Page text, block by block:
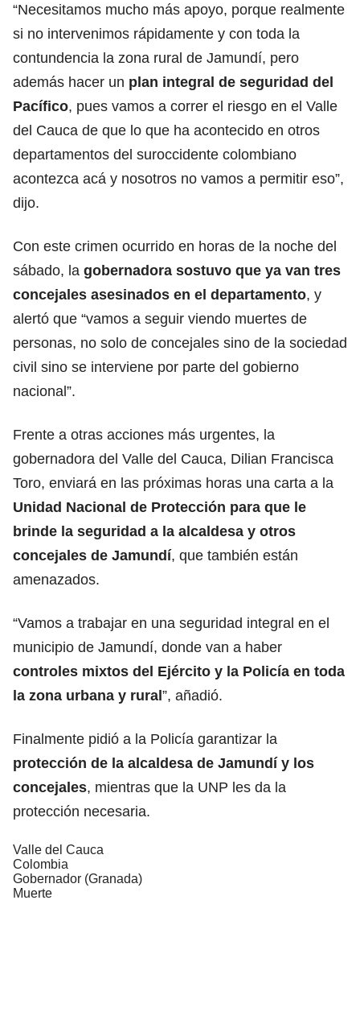
“Necesitamos mucho más apoyo, porque realmente
si no intervenimos rápidamente y con toda la
contundencia la zona rural de Jamundí, pero
además hacer un plan integral de seguridad del
Pacífico, pues vamos a correr el riesgo en el Valle
del Cauca de que lo que ha acontecido en otros
departamentos del suroccidente colombiano
acontezca acá y nosotros no vamos a permitir eso”,
dijo.
Con este crimen ocurrido en horas de la noche del
sábado, la gobernadora sostuvo que ya van tres
concejales asesinados en el departamento, y
alertó que “vamos a seguir viendo muertes de
personas, no solo de concejales sino de la sociedad
civil sino se interviene por parte del gobierno
nacional”.
Frente a otras acciones más urgentes, la
gobernadora del Valle del Cauca, Dilian Francisca
Toro, enviará en las próximas horas una carta a la
Unidad Nacional de Protección para que le
brinde la seguridad a la alcaldesa y otros
concejales de Jamundí, que también están
amenazados.
“Vamos a trabajar en una seguridad integral en el
municipio de Jamundí, donde van a haber
controles mixtos del Ejército y la Policía en toda
la zona urbana y rural”, añadió.
Finalmente pidió a la Policía garantizar la
protección de la alcaldesa de Jamundí y los
concejales, mientras que la UNP les da la
protección necesaria.
Valle del Cauca
Colombia
Gobernador (Granada)
Muerte